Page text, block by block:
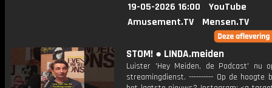
19-05-2026 16:00
YouTube
Amusement.TV
Mensen.TV
STOM! ● LINDA.meiden
Luister 'Hey Meiden, de Podcast' nu
streamingdienst. ---------- Op de hoogte